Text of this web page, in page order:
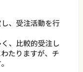
、受注活動を行
、比較的受注し
たりますが、チ